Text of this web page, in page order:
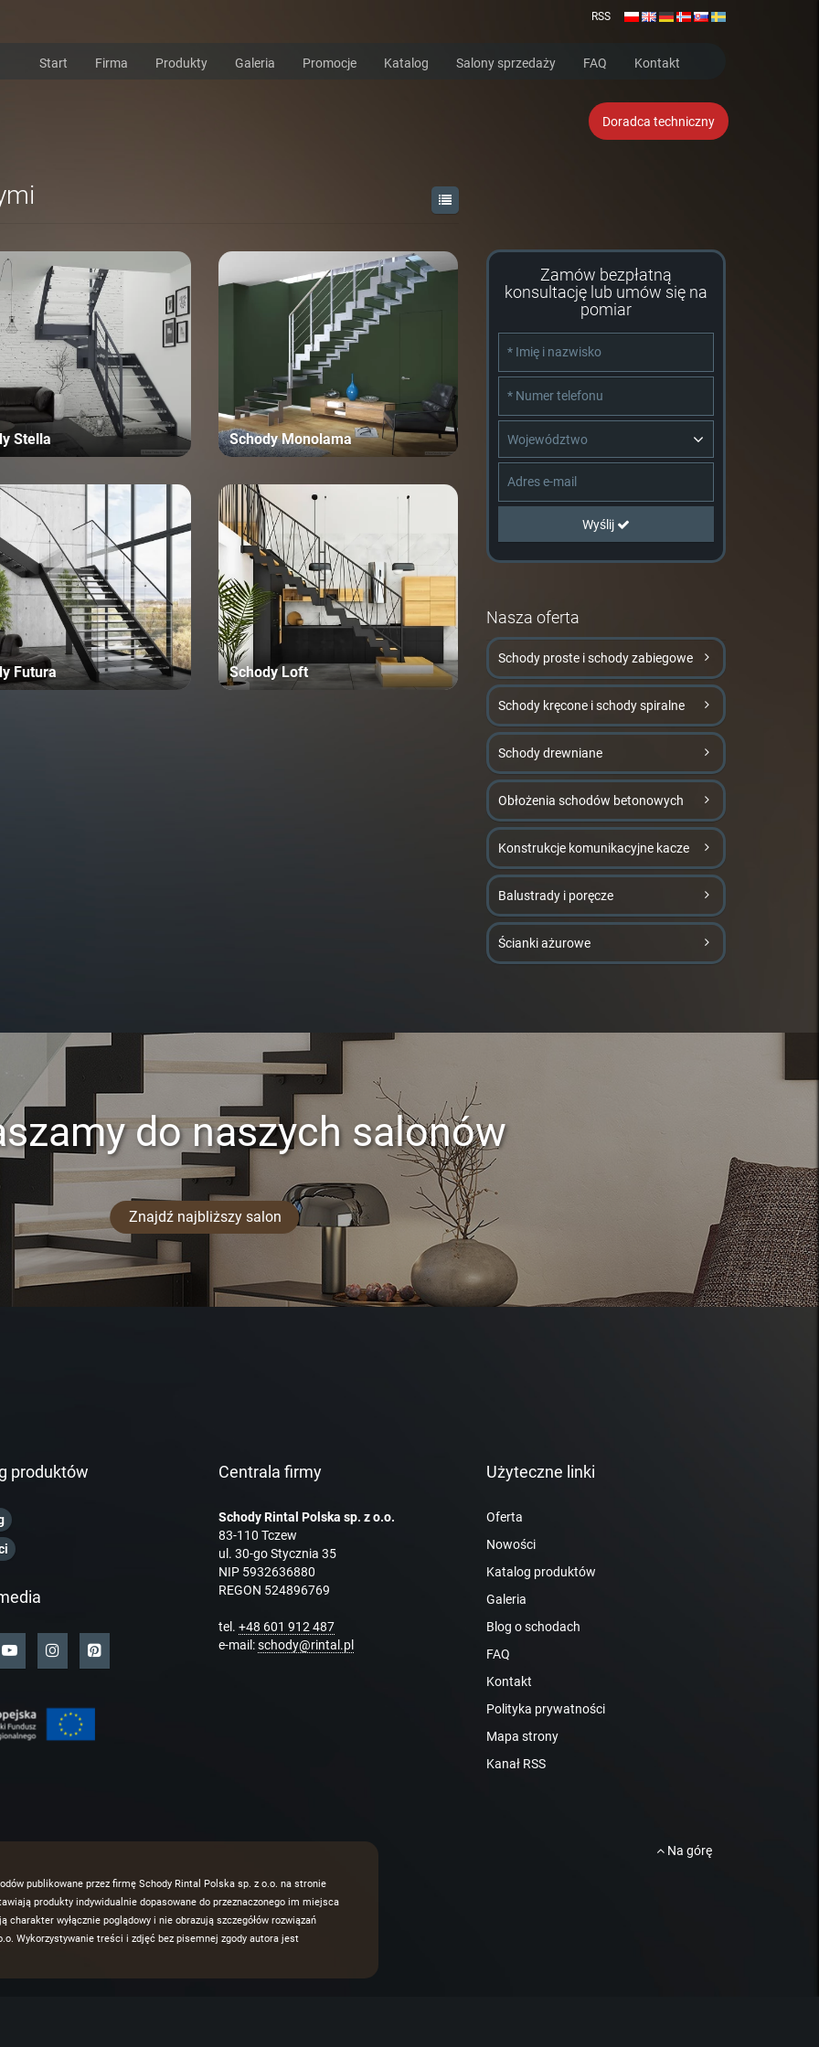
RSS
Start Firma Produkty Galeria Promocje Katalog Salony sprzedaży FAQ Kontakt
Doradca techniczny
Stella Schody Monolama
Futura Schody Loft
Zamów bezpłatną
konsultację lub umów się na
pomiar
Województwo
Wyślij
Nasza oferta
Schody proste i schody zabiegowe
Schody kręcone i schody spiralne
Schody drewniane
Obłożenia schodów betonowych
Konstrukcje komunikacyjne kacze
Balustrady i poręcze
Ścianki ażurowe
do naszych salonów
Znajdź najbliższy salon
produktów Centrala firmy
Schody Rintal Polska sp. z o.o.
83-110 Tczew
ul. 30-go Stycznia 35
NIP 5932636880
REGON 524896769
tel. +48 601 912 487
e-mail:schody@rintal.pl
Użyteczne linki
Oferta
Nowości
Katalog produktów
Galeria
Blog o schodach
FAQ
Kontakt
Polityka prywatności
Mapa strony
Kanał RSS
publikowane przez firmę Schody Rintal Polska sp. z o.o. na stronie
produkty indywidualnie dopasowane do przeznaczonego im miejsca
wyłącznie poglądowy i nie obrazują szczegółów rozwiązań
Wykorzystywanie treści i zdjęć bez pisemnej zgody autora jest
Na górę